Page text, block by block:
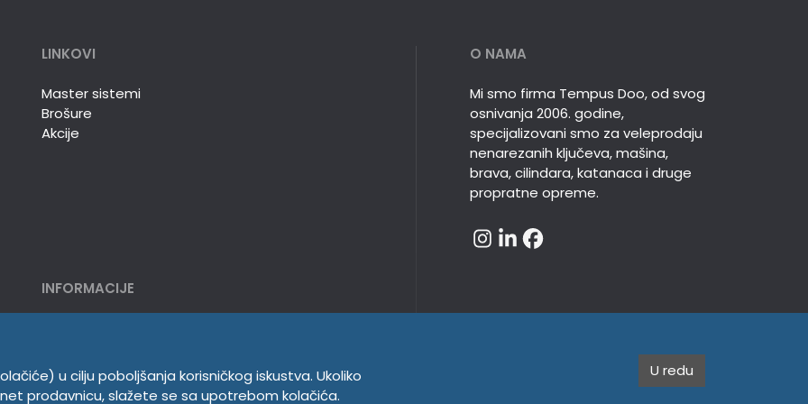
LINKOVI
Master sistemi
Brošure
Akcije
INFORMACIJE
Politika privatnosti
O NAMA
Mi smo firma Tempus Doo, od svog
osnivanja 2006. godine,
specijalizovani smo za veleprodaju
nenarezanih ključeva, mašina,
brava, cilindara, katanaca i druge
propratne opreme.
u cilju poboljšanja korisničkog iskustva. Ukoliko
prodavnicu, slažete se sa upotrebom kolačića.
U redu